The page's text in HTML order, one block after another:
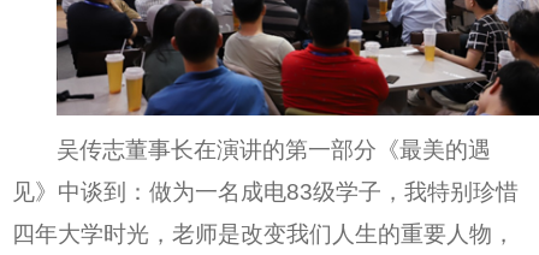
吴传志董事长在演讲的第一部分《最美的遇
见》中谈到：做为一名成电83级学子，我特别珍惜
四年大学时光，老师是改变我们人生的重要人物，